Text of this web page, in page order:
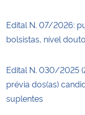
Edital N. 07/2026:
bolsistas, nível
Edital N. 030/2025
prévia dos(as)
suplentes